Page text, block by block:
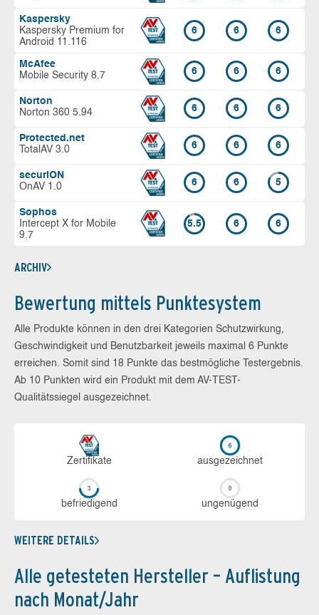
Kaspersky
Kaspersky Premium for
Android 11.116
6 6 6
McAfee
Mobile Security 8.7
6 6 6
Norton
Norton 360 5.94
6 6 6
Protected.net
TotalAV 3.0
6 6 6
securiON
OnAV 1.0
6 6 5
Sophos
Intercept X for Mobile
9.7
5.5 6 6
ARCHIV
Bewertung mittels Punktesystem
Alle Produkte können in den drei Kategorien Schutzwirkung,
Geschwindigkeit und Benutzbarkeit jeweils maximal 6 Punkte
erreichen. Somit sind 18 Punkte das bestmögliche Testergebnis.
Ab 10 Punkten wird ein Produkt mit dem AV-TEST-
Qualitätssiegel ausgezeichnet.
Zerti­fikate aus­ge­zeich­net
be­frie­di­gend un­ge­nü­gend
WEITERE DETAILS
Alle getesteten Hersteller – Auflistung
nach Monat/Jahr